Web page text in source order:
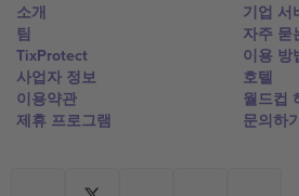
소개
팀
TixProtect
사업자 정보
이용약관
제휴 프로그램
기업 서
자주 묻
이용 방
호텔
월드컵
문의하